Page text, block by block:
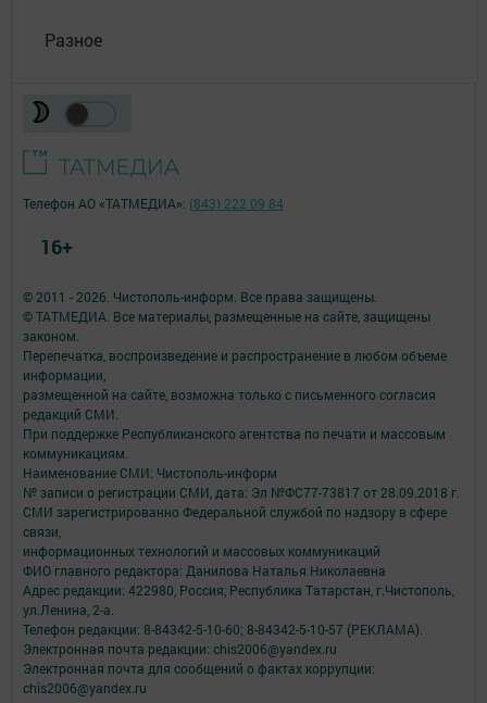
Разное
© 2011 - 2026. Чистополь-информ. Все права защищены.
© ТАТМЕДИА. Все материалы, размещенные на сайте, защищены
законом.
Перепечатка, воспроизведение и распространение в любом объеме
информации,
размещенной на сайте, возможна только с письменного согласия
редакций СМИ.
При поддержке Республиканского агентства по печати и массовым
коммуникациям.
Наименование СМИ: Чистополь-информ
№ записи о регистрации СМИ, дата: Эл №ФС77-73817 от 28.09.2018 г.
СМИ зарегистрированно Федеральной службой по надзору в сфере
связи,
информационных технологий и массовых коммуникаций
ФИО главного редактора: Данилова Наталья Николаевна
Адрес редакции: 422980, Россия, Республика Татарстан, г.Чистополь,
ул.Ленина, 2-а.
Телефон редакции: 8-84342-5-10-60; 8-84342-5-10-57 (РЕКЛАМА).
Электронная почта редакции: chis2006@yandex.ru
Электронная почта для сообщений о фактах коррупции:
chis2006@yandex.ru
Телефон АО «ТАТМЕДИА»: (843) 222 09 84
16+